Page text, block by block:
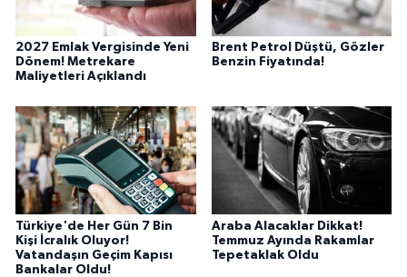
2027 Emlak Vergisinde Yeni
Dönem! Metrekare
Maliyetleri Açıklandı
Brent Petrol Düştü, Gözler
Benzin Fiyatında!
Türkiye'de Her Gün 7 Bin
Kişi İcralık Oluyor!
Vatandaşın Geçim Kapısı
Bankalar Oldu!
Araba Alacaklar Dikkat!
Temmuz Ayında Rakamlar
Tepetaklak Oldu